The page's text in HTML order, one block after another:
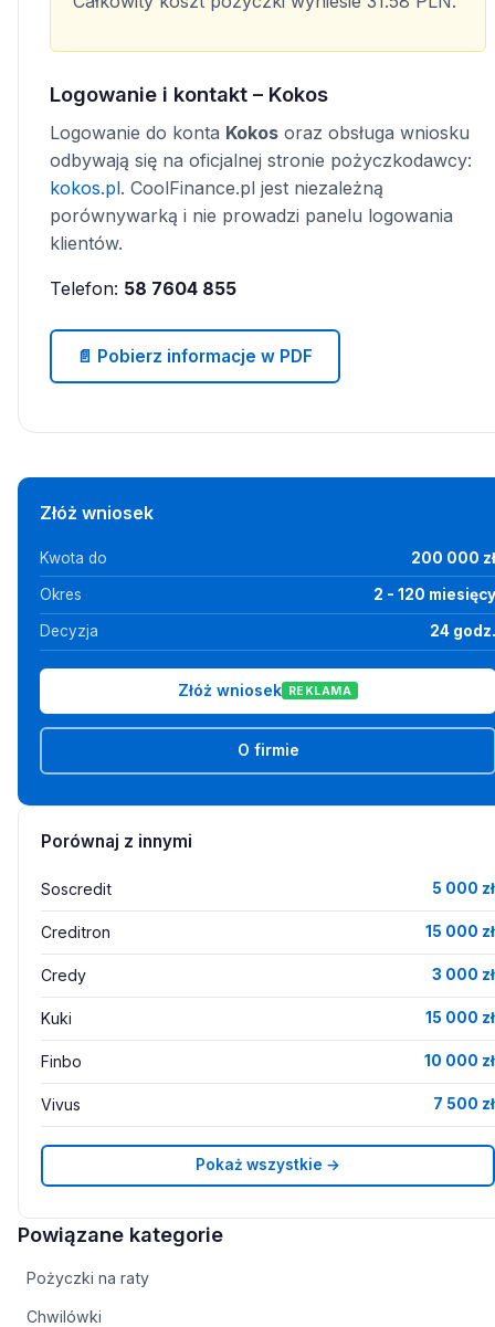
Logowanie i kontakt – Kokos
Logowanie do konta Kokos oraz obsługa wniosku
odbywają się na oficjalnej stronie pożyczkodawcy:
kokos.pl. CoolFinance.pl jest niezależną
porównywarką i nie prowadzi panelu logowania
klientów.
Telefon: 58 7604 855
📄 Pobierz informacje w PDF
Złóż wniosek
Kwota do 200 000 zł
Okres 2 - 120 miesięcy
Decyzja 24 godz.
Złóż wniosek REKLAMA
O firmie
Porównaj z innymi
Soscredit 5 000 zł
Creditron 15 000 zł
Credy 3 000 zł
Kuki 15 000 zł
Finbo 10 000 zł
Vivus 7 500 zł
Pokaż wszystkie →
Powiązane kategorie
Pożyczki na raty
Chwilówki